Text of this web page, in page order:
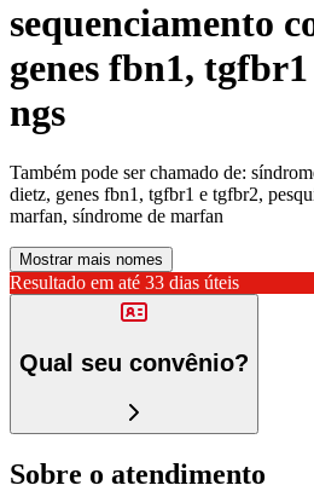
sequenciamento
genes fbn1,
ngs
Também pode ser chamado de:
dietz, genes fbn1, tgfbr1 e tgfbr2,
marfan, síndrome de marfan
Mostrar mais nomes
Resultado em até 33 dias úteis
Qual seu convênio?
Sobre o atendimento